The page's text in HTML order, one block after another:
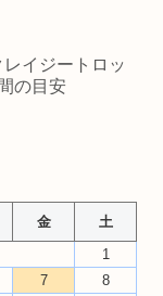
イジートロッ
の目安
金
土
1
7
8